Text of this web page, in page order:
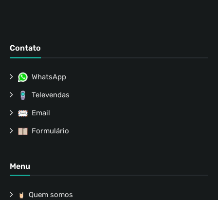
Contato
WhatsApp
Televendas
Email
Formulário
Menu
Quem somos